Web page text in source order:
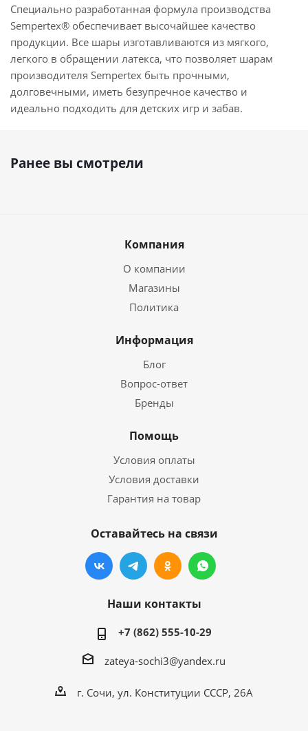
Специально разработанная формула производства
Sempertex® обеспечивает высочайшее качество
продукции. Все шары изготавливаются из мягкого,
легкого в обращении латекса, что позволяет шарам
производителя Sempertex быть прочными,
долговечными, иметь безупречное качество и
идеально подходить для детских игр и забав.
Ранее вы смотрели
Компания
О компании
Магазины
Политика
Информация
Блог
Вопрос-ответ
Бренды
Помощь
Условия оплаты
Условия доставки
Гарантия на товар
Оставайтесь на связи
Наши контакты
+7 (862) 555-10-29
zateya-sochi3@yandex.ru
г. Сочи, ул. Конституции СССР, 26А